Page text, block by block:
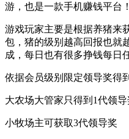
游，也是一款手机赚钱平台！
游戏玩家主要是根据养猪来
包，猪的级别越高回报也就
成，每日也有很多挣钱每日
依据会员级别限定领导奖得
大农场大管家只得到1代领
小牧场主可获取3代领导奖